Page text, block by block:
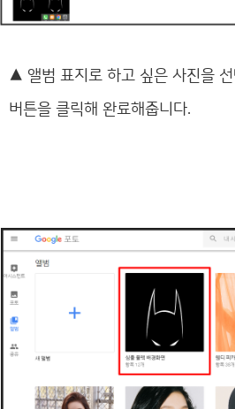
▲ 앨범 표지로 하고 싶은 사진을
버튼을 클릭해 완료해줍니다.